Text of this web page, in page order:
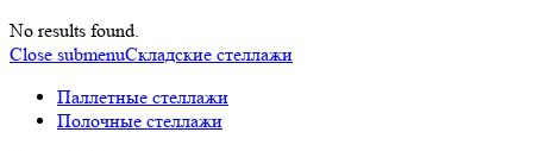
No results found.
Close submenuСкладские стеллажи
Паллетные стеллажи
Полочные стеллажи